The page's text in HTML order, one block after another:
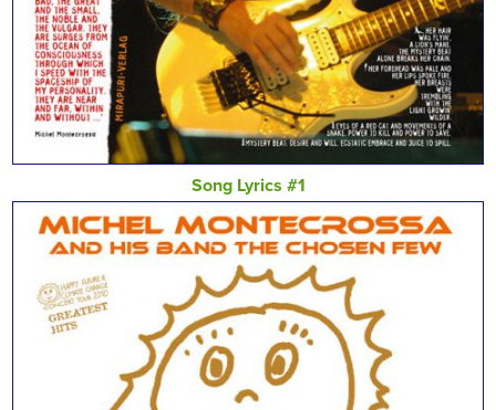
Song Lyrics #1